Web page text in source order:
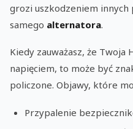
grozi uszkodzeniem innych
samego alternatora.
Kiedy zauważasz, że Twoja
napięciem, to może być
policzone. Objawy, które
Przypalenie